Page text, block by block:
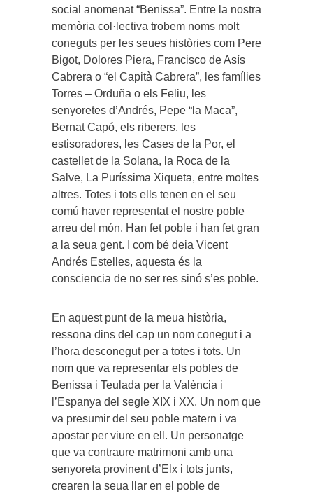
social anomenat “Benissa”. Entre la nostra
memòria col·lectiva trobem noms molt
coneguts per les seues històries com Pere
Bigot, Dolores Piera, Francisco de Asís
Cabrera o “el Capità Cabrera”, les famílies
Torres – Orduña o els Feliu, les
senyoretes d’Andrés, Pepe “la Maca”,
Bernat Capó, els riberers, les
estisoradores, les Cases de la Por, el
castellet de la Solana, la Roca de la
Salve, La Puríssima Xiqueta, entre moltes
altres. Totes i tots ells tenen en el seu
comú haver representat el nostre poble
arreu del món. Han fet poble i han fet gran
a la seua gent. I com bé deia Vicent
Andrés Estelles, aquesta és la
consciencia de no ser res sinó s’es poble.
En aquest punt de la meua història,
ressona dins del cap un nom conegut i a
l’hora desconegut per a totes i tots. Un
nom que va representar els pobles de
Benissa i Teulada per la València i
l’Espanya del segle XIX i XX. Un nom que
va presumir del seu poble matern i va
apostar per viure en ell. Un personatge
que va contraure matrimoni amb una
senyoreta provinent d’Elx i tots junts,
crearen la seua llar en el poble de